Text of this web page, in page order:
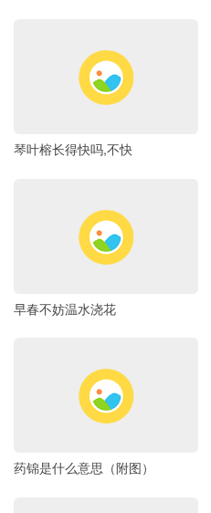
琴叶榕长得快吗,不快
早春不妨温水浇花
药锦是什么意思（附图）